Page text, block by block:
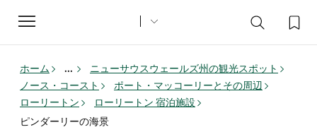
Toggle
navigation
ホーム ...
ニューサウスウェールズ州の観光スポット
ノース・コースト
ポート・マッコーリーとその周辺
ローリートン
ローリートン 宿泊施設
ピンダーリーの海景